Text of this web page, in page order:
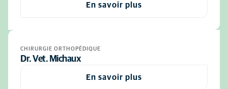
En savoir plus
CHIRURGIE ORTHOPÉDIQUE
Dr. Vet. Michaux
En savoir plus